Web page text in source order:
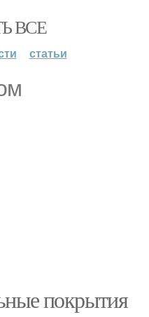
ВСЕ
статьи
покрытия